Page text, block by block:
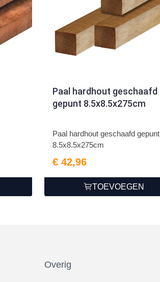
Paal hardhout geschaafd
gepunt 8.5x8.5x275cm
Paal hardhout geschaafd gepunt
8.5x8.5x275cm
€ 42,96
TOEVOEGEN
Overig